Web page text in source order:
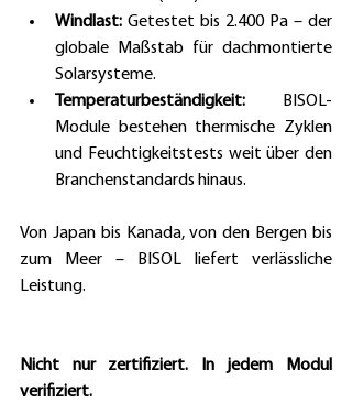
Windlast: Getestet bis 2.400 Pa – der
globale Maßstab für dachmontierte
Solarsysteme.
Temperaturbeständigkeit: BISOL-
Module bestehen thermische Zyklen
und Feuchtigkeitstests weit über den
Branchenstandards hinaus.
Von Japan bis Kanada, von den Bergen bis
zum Meer – BISOL liefert verlässliche
Leistung.
Nicht nur zertifiziert. In jedem Modul
verifiziert.